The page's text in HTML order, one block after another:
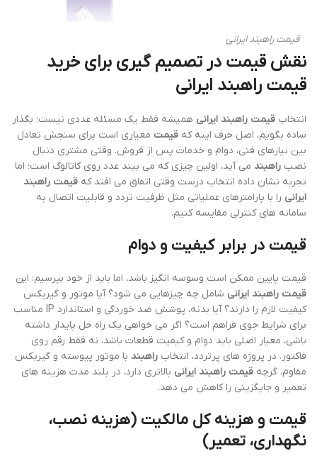
قیمت راهبند ایرانی
نقش قیمت در تصمیم گیری برای خرید
قیمت راهبند ایرانی
انتخاب قیمت راهبند ایرانی همیشه فقط یک مسئله عددی نیست؛ بگذار
ساده بگویم، اصل حرف اینه که قیمت معیاری است برای سنجش تعادل
بین نیازهای فنی، دوام و خدمات پس از فروش. وقتی مشتری دنبال
نصب راهبند می آید، اولین چیزی که می بیند عدد روی کاتالوگ است؛ اما
تجربه نشان داده انتخاب درست وقتی اتفاق می افتد که قیمت راهبند
ایرانی را با پارامترهای عملیاتی مثل ظرفیت تردد و قابلیت اتصال به
سامانه های کنترلی مقایسه کنیم.
قیمت در برابر کیفیت و دوام
قیمت پایین ممکن است وسوسه انگیز باشد، اما باید از خود بپرسیم: این
قیمت راهبند ایرانی شامل چه چیزهایی می شود؟ آیا موتور و گیربکس
کیفیت لازم را دارند؟ آیا بدنه، پوشش ضد خوردگی و استاندارد IP مناسب
برای شرایط جوی فراهم است؟ اگر می خواهی یک راه حل پایدار داشته
باشی، معیار اصلی باید دوام و کیفیت قطعات باشد، نه فقط رقم روی
فاکتور. در پروژه های پرتردد، انتخاب راهبند با موتور پیوسته و گیربکس
مقاوم، گرچه قیمت راهبند ایرانی بالاتری دارد، در بلند مدت هزینه های
تعمیر و جایگزینی را کاهش می دهد.
قیمت و هزینه کل مالکیت (هزینه نصب،
نگهداری، تعمیر)